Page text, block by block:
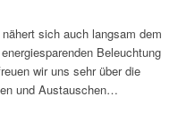
sich auch langsam dem
Beleuchtung
wir uns sehr über die
und Austauschen…